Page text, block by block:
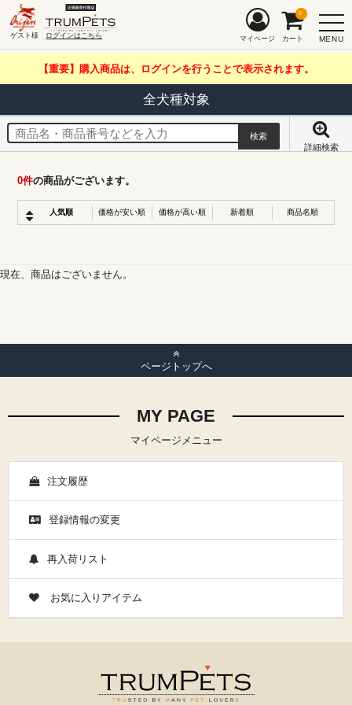
ゲスト様 ログインはこちら MENU
マイページ カート
0
【重要】購入商品は、ログインを行うことで表示されます。
全犬種対象
詳細検索
0件の商品がございます。
人気順 価格が安い順 価格が高い順 新着順 商品名順
現在、商品はございません。
ページトップへ
MY PAGE
マイページメニュー
注文履歴
登録情報の変更
再入荷リスト
お気に入りアイテム